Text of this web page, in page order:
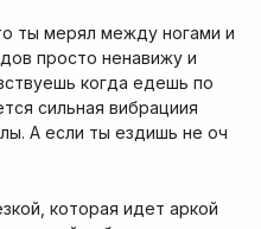
ты мерял между ногами и
просто ненавижу и
когда едешь по
сильная вибрациия
А если ты ездишь не оч
которая идет аркой